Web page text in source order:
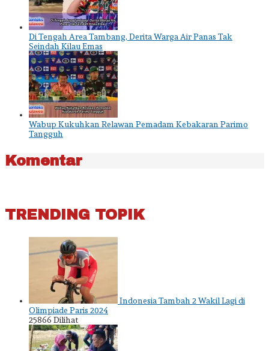
Di Tengah Area Tambang, Derita Warga Air Panas Tak
Seindah Kilau Emas
Wabup Kukuhkan Relawan Pemadam Kebakaran Parimo
Tangguh
Komentar
TRENDING TOPIK
Indonesia Tambah 2 Wakil Lagi di
Olimpiade Paris 2024
25866 Dilihat